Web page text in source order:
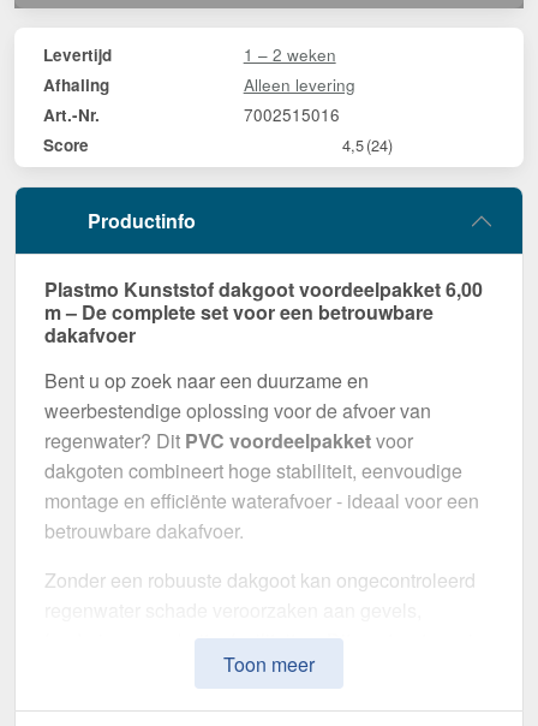
Levertijd 1 – 2 weken
Afhaling Alleen levering
Art.-Nr. 7002515016
Score 4,5(24)
Productinfo
Plastmo Kunststof dakgoot voordeelpakket 6,00
m – De complete set voor een betrouwbare
dakafvoer
Bent u op zoek naar een duurzame en
weerbestendige oplossing voor de afvoer van
regenwater? Dit PVC voordeelpakketvoor
dakgoten combineert hoge stabiliteit, eenvoudige
montage en efficiënte waterafvoer - ideaal voor een
betrouwbare dakafvoer.
Zonder een robuuste dakgoot kan ongecontroleerd
funderingen en buitenfaciliteiten. Dit gootsysteem is
speciaal ontwikkeld om eenveilige en duurzame
Toon meer